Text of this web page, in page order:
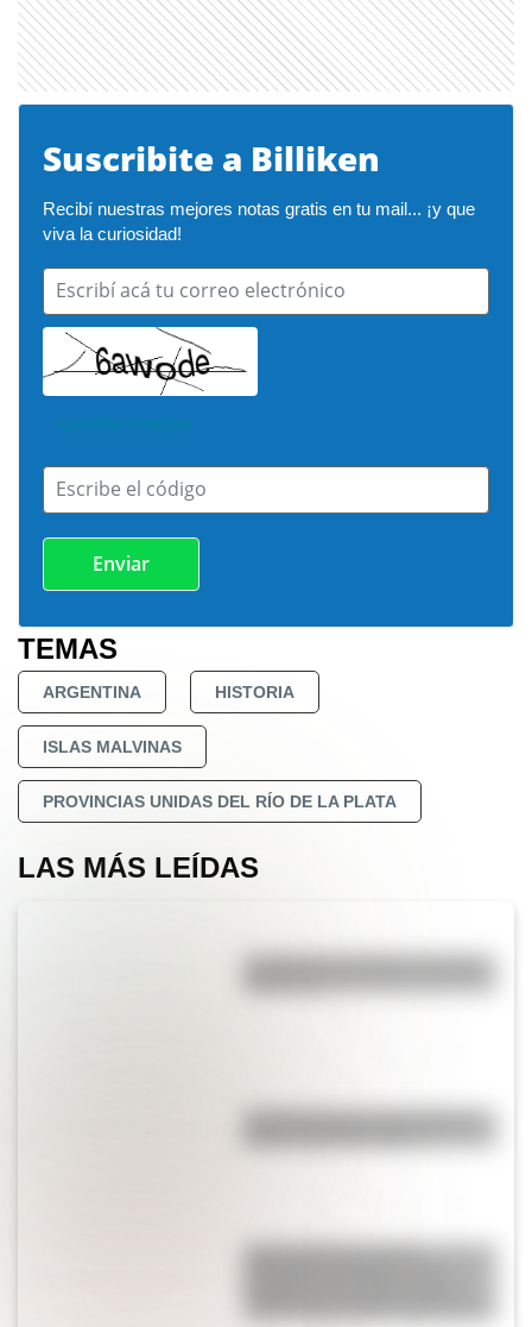
Suscribite a Billiken
Recibí nuestras mejores notas gratis en tu mail... ¡y que
viva la curiosidad!
Escribí acá tu correo electrónico
Cambiar imagen
Escribe el código
TEMAS
ARGENTINA HISTORIA
ISLAS MALVINAS
PROVINCIAS UNIDAS DEL RÍO DE LA PLATA
LAS MÁS LEÍDAS
La vida de San Martín contada
Las 12 máximas de San Martín
Juana Azurduy y María
suman a los billetes argentinos